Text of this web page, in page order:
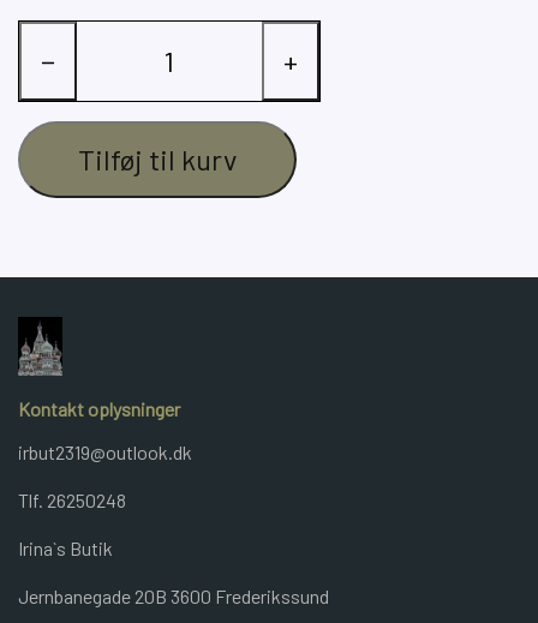
− +
Tilføj til kurv
Kontakt oplysninger
irbut2319@outlook.dk
Tlf. 26250248
Irina`s Butik
Jernbanegade 20B 3600 Frederikssund